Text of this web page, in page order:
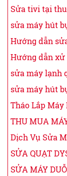
Sửa tivi tại
sửa máy hút
Hướng dẫn
Hướng dẫn xử
sửa máy lạnh
sửa máy hút
Tháo Lắp Máy
THU MUA
Dịch Vụ Sửa
SỬA QUẠT
SỬA MÁY